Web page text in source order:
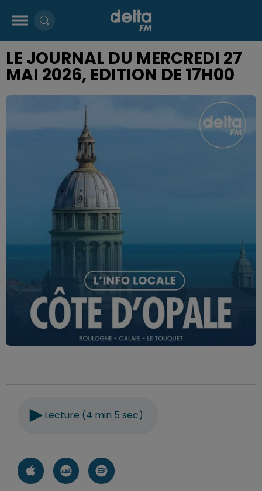
LE JOURNAL DU MERCREDI 27
MAI 2026, EDITION DE 17H00
Lecture (4 min 5 sec)